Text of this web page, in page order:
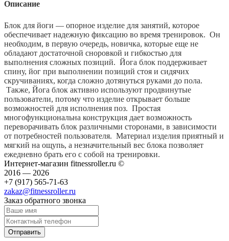
Описание
Блок для йоги — опорное изделие для занятий, которое
обеспечивает надежную фиксацию во время тренировок. Он
необходим, в первую очередь, новичка, которые еще не
обладают достаточной сноровкой и гибкостью для
выполнения сложных позиций. Йога блок поддерживает
спину, йог при выполнении позиций стоя и сидячих
скручиваниях, когда сложно дотянуться руками до пола.
Также, Йога блок активно используют продвинутые
пользователи, потому что изделие открывает больше
возможностей для исполнения поз. Простая
многофункциональна конструкция дает возможность
переворачивать блок различными сторонами, в зависимости
от потребностей пользователя. Материал изделия приятный и
мягкий на ощупь, а незначительный вес блока позволяет
ежедневно брать его с собой на тренировки.
Интернет-магазин fitnessroller.ru ©
2016 — 2026
+7 (917) 565-71-63
zakaz@fitnessroller.ru
Заказ обратного звонка
Отправить